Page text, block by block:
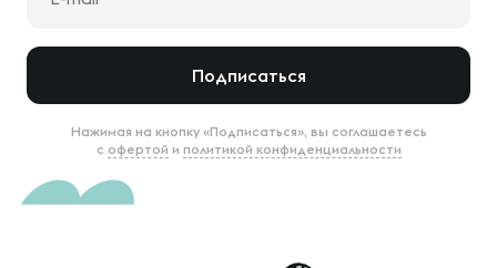
Подписаться
Нажимая на кнопку «Подписаться», вы соглашаетесь
с офертой и политикой конфиденциальности